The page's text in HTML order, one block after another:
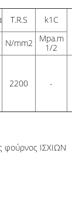
T.R.S
k1C
N/mm2
Mpa.m
1/2
2200 -
φούρνος ΙΣΧΙΩΝ